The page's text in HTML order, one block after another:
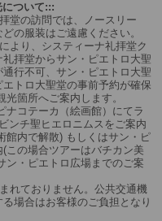
ついて:::
堂の訪問では、ノースリー
の服装はご遠慮ください。
より、システィーナ礼拝堂ク
拝堂からサン・ピエトロ大聖
行不可、サン・ピエトロ大聖
トロ大聖堂の事前予約が確保
箇所へご案内します。
ナコテーカ（絵画館）にてラ
ンチ聖ヒエロニムスをご案内
館内で解散) もしくはサン・ピ
この場合ツアーはバチカン美
ン・ピエトロ広場までのご案
れておりません。公共交通機
場合はお客様のご負担となり